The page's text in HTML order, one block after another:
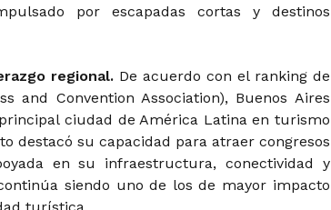
por escapadas cortas y destinos
regional. De acuerdo con el ranking de
and Convention Association), Buenos Aires
ciudad de América Latina en turismo
destacó su capacidad para atraer congresos
en su infraestructura, conectividad y
siendo uno de los de mayor impacto
turística.